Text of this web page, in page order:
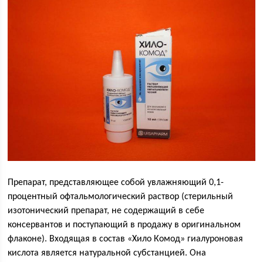
Препарат, представляющее собой увлажняющий 0,1-
процентный офтальмологический раствор (стерильный
изотонический препарат, не содержащий в себе
консервантов и поступающий в продажу в оригинальном
флаконе). Входящая в состав «Хило Комод» гиалуроновая
кислота является натуральной субстанцией. Она